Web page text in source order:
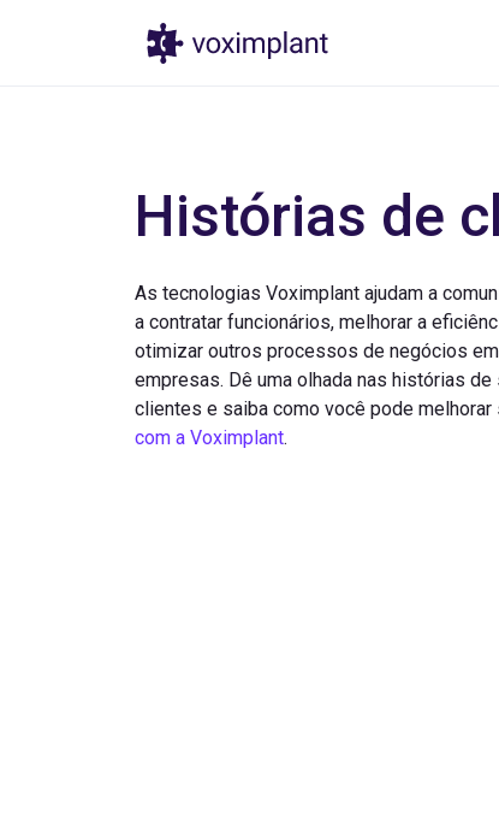
Histórias de
As tecnologias Voximplant ajudam a
a contratar funcionários, melhorar a
otimizar outros processos de negócios
empresas. Dê uma olhada nas histórias
clientes e saiba como você pode melhorar
com a Voximplant.